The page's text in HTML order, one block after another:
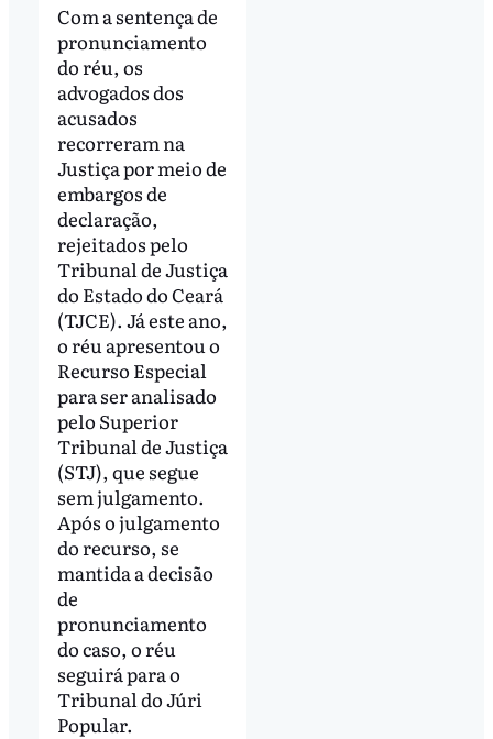
Com a sentença de
pronunciamento
do réu, os
advogados dos
acusados
recorreram na
Justiça por meio de
embargos de
declaração,
rejeitados pelo
Tribunal de Justiça
do Estado do Ceará
(TJCE). Já este ano,
o réu apresentou o
Recurso Especial
para ser analisado
pelo Superior
Tribunal de Justiça
(STJ), que segue
sem julgamento.
Após o julgamento
do recurso, se
mantida a decisão
de
pronunciamento
do caso, o réu
seguirá para o
Tribunal do Júri
Popular.